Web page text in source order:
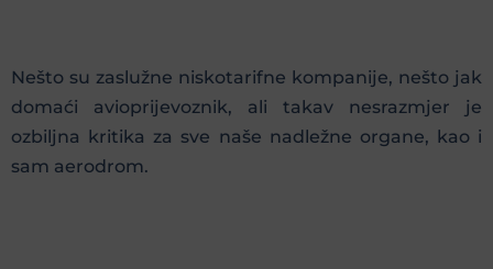
Nešto su zaslužne niskotarifne kompanije, nešto jak
domaći avioprijevoznik, ali takav nesrazmjer je
ozbiljna kritika za sve naše nadležne organe, kao i
sam aerodrom.